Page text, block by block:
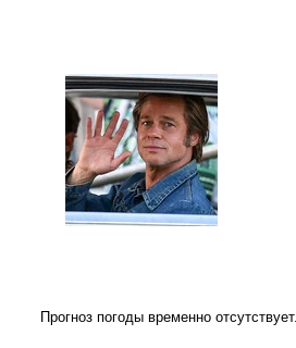
Прогноз погоды временно отсутствует.